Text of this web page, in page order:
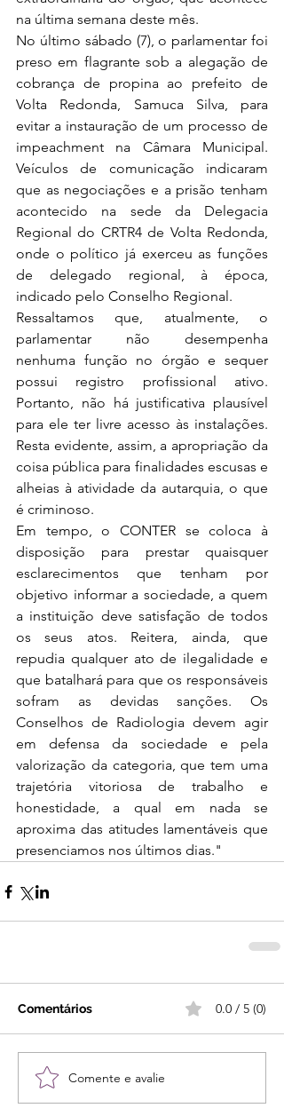
na última semana deste mês.
No último sábado (7), o parlamentar foi
preso em flagrante sob a alegação de
cobrança de propina ao prefeito de
Volta Redonda, Samuca Silva, para
evitar a instauração de um processo de
impeachment na Câmara Municipal.
Veículos de comunicação indicaram
que as negociações e a prisão tenham
acontecido na sede da Delegacia
Regional do CRTR4 de Volta Redonda,
onde o político já exerceu as funções
de delegado regional, à época,
indicado pelo Conselho Regional.
Ressaltamos que, atualmente, o
parlamentar não desempenha
nenhuma função no órgão e sequer
possui registro profissional ativo.
Portanto, não há justificativa plausível
para ele ter livre acesso às instalações.
Resta evidente, assim, a apropriação da
coisa pública para finalidades escusas e
alheias à atividade da autarquia, o que
é criminoso.
Em tempo, o CONTER se coloca à
disposição para prestar quaisquer
esclarecimentos que tenham por
objetivo informar a sociedade, a quem
a instituição deve satisfação de todos
os seus atos. Reitera, ainda, que
repudia qualquer ato de ilegalidade e
que batalhará para que os responsáveis
sofram as devidas sanções. Os
Conselhos de Radiologia devem agir
em defensa da sociedade e pela
valorização da categoria, que tem uma
trajetória vitoriosa de trabalho e
honestidade, a qual em nada se
aproxima das atitudes lamentáveis que
presenciamos nos últimos dias."
Comentários 0.0 / 5 (0)
Comente e avalie